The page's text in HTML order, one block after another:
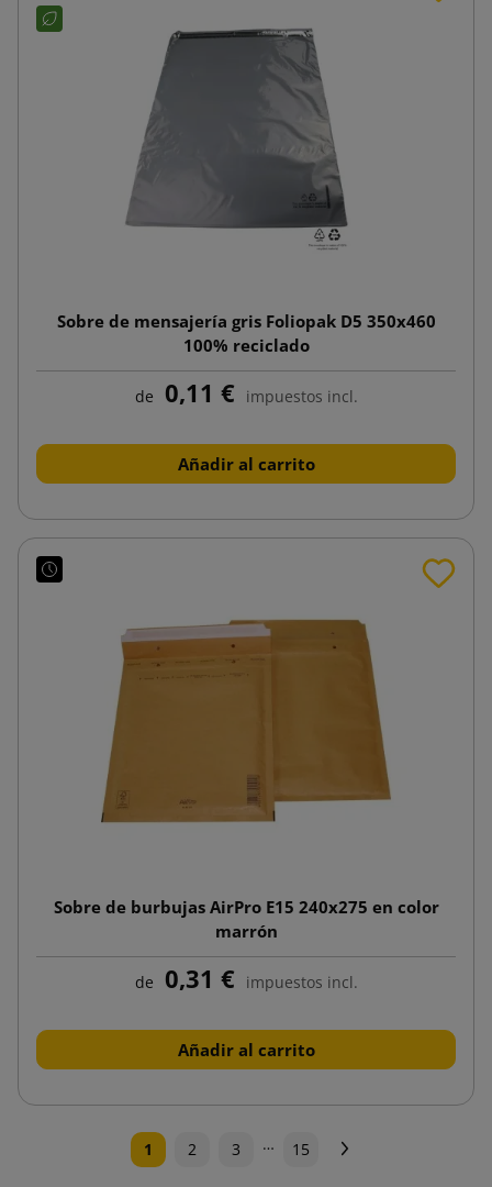
Sobre de mensajería gris Foliopak D5 350x460
100% reciclado
de 0,11 € impuestos incl.
Añadir al carrito
Sobre de burbujas AirPro E15 240x275 en color
marrón
de 0,31 € impuestos incl.
Añadir al carrito
1 2 3 … 15